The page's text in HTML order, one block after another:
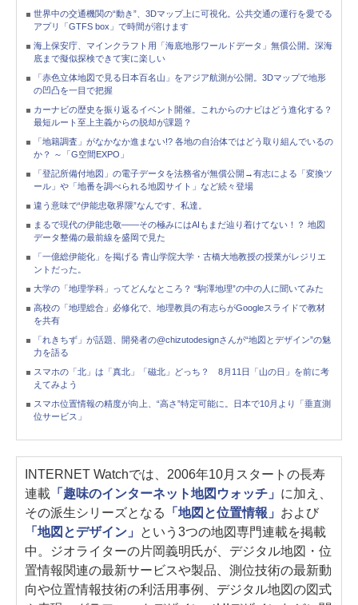
世界中の交通機関の“動き”、3Dマップ上に可視化。公共交通の運行を愛でる
アプリ「GTFS box」で時間が溶けます
海上保安庁、マインクラフト用「海底地形ワールドデータ」無償公開。深海
底まで擬似探検できて実に楽しい
「赤色立体地図で見る日本百名山」をアジア航測が公開。3Dマップで地形
の凹凸を一目で把握
カーナビの歴史を振り返るイベント開催。これからのナビはどう進化する？
最短ルート至上主義からの脱却が課題？
「地籍調査」がなかなか進まない!? 各地の自治体ではどう取り組んでいるの
か？ ～「G空間EXPO」
「登記所備付地図」の電子データを法務省が無償公開→有志による「変換ツ
ール」や「地番を調べられる地図サイト」など続々登場
違う意味で“伊能忠敬界隈”なんです、私達。
まるで現代の伊能忠敬――その極みにはAIもまだ辿り着けてない！？ 地図
データ整備の最前線を盛岡で見た
「一億総伊能化」を掲げる 青山学院大学・古橋大地教授の授業がレジリエ
ントだった。
大学の「地理学科」ってどんなところ？ “駒澤地理”の中の人に聞いてみた
高校の「地理総合」必修化で、地理教員の有志らがGoogleスライドで教材
を共有
「れきちず」が話題、開発者の@chizutodesignさんが“地図とデザイン”の魅
力を語る
スマホの「北」は「真北」「磁北」どっち？ 8月11日「山の日」を前に考
えてみよう
スマホ位置情報の精度が向上、“高さ”特定可能に。日本で10月より「垂直測
位サービス」
INTERNET Watchでは、2006年10月スタートの長寿
連載 「趣味のインターネット地図ウォッチ」 に加え、
その派生シリーズとなる
「地図と位置情報」 および
「地図とデザイン」
という3つの地図専門連載を掲載
中。ジオライターの片岡義明氏が、デジタル地図・位
置情報関連の最新サービスや製品、測位技術の最新動
向や位置情報技術の利活用事例、デジタル地図の図式